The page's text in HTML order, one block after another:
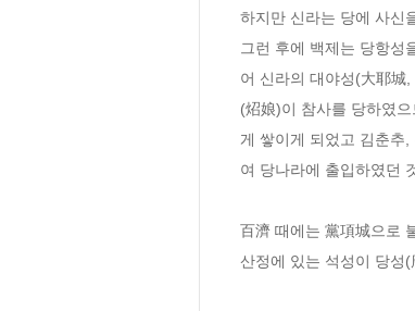
하지만 신라는 당에 사신
그런 후에 백제는 당항성
어 신라의 대야성(大耶城
(炤娘)이 참사를 당하였
게 쌓이게 되었고 김춘추
여 당나라에 출입하였던
百濟 때에는 黨項城으로
산정에 있는 석성이 당성